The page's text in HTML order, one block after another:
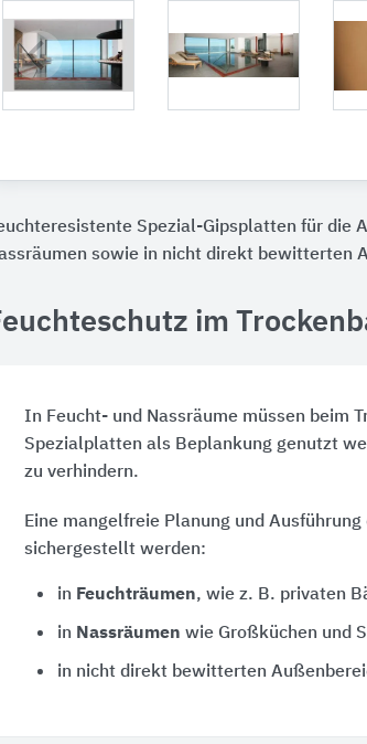
Spezial-Gipsplatten für die
sowie in nicht direkt bewitterten
im
In Feucht- und Nassräume müssen beim
Spezialplatten als Beplankung genutzt
zu verhindern.
Eine mangelfreie Planung und
sichergestellt werden:
in Feuchträumen, wie z. B. privaten
in Nassräumen wie Großküchen und
in nicht direkt bewitterten